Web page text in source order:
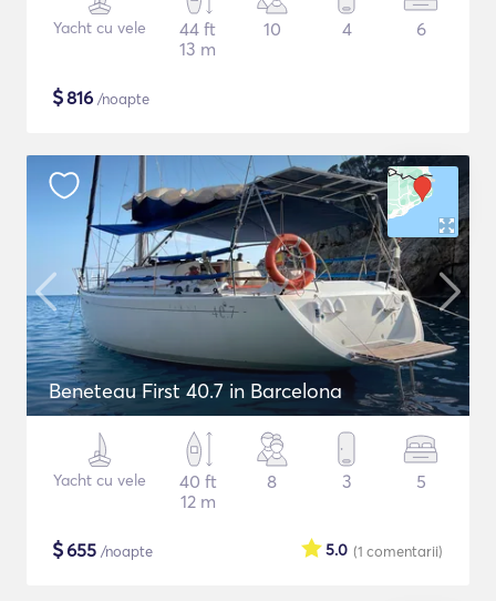
Yacht cu vele
44 ft
13 m
10 4 6
$816 /noapte
Beneteau First 40.7 in Barcelona
Yacht cu vele
40 ft
12 m
8 3 5
$655 /noapte (1 comentarii)
5.0